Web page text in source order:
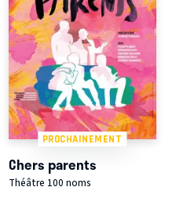
PROCHAINEMENT
Chers parents
Théâtre 100 noms